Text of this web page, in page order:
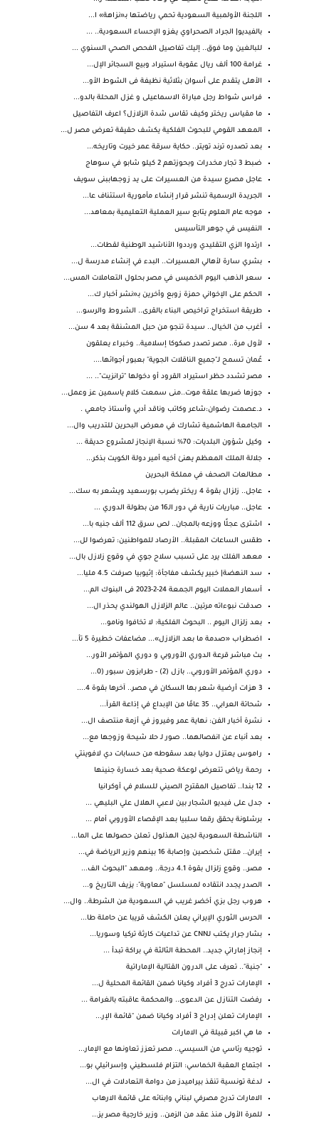
اللجنة الأولمبية السعودية تحمي رياضتها بـ«نزاهة» ا...
بالفيديو| الجراد الصحراوي يغزو الإحساء السعودية.. ...
للبالغين وما فوق.. إليك تفاصيل الفحص الصحي السنوي ...
غرامة 100 ألف ريال عقوبة استيراد وبيع السجائر الإل...
الأهلى يتقدم على أسوان بثلاثية نظيفة فى الشوط الأو...
فراس شواط رجل مباراة الاسماعيلى و غزل المحلة بالدو...
ما مقياس ريختر وكيف تقاس شدة الزلازل؟ اعرف التفاصيل
المعهد القومي للبحوث الفلكية يكشف حقيقة تعرض مصر ل...
بعد تصدره ترند تويتر.. حكاية سرقة عمر خيرت وتاريخه...
ضبط 3 تجار مخدرات وبحوزتهم 2 كيلو شابو في سوهاج
عاجل مصرع سيدة من العسيرات على يد زوجهاببنى سويف
الجريدة الرسمية تنشر قرار إنشاء مأمورية استئناف عا...
موجه عام العلوم يتابع سير العملية التعليمية بمعاهد...
النفيس في جوهر التأسيس
ارتدوا الزي التقليدي ورددوا الأناشيد الوطنية لقطات...
بشري سارة لأهالي العسيرات.. البدء في إنشاء مدرسة ل...
سعر الذهب اليوم الخميس في مصر بحلول التعاملات المس...
الحكم على الإخواني حمزة زوبع وأخرين بـ«نشر أخبار ك...
طريقة استخراج تراخيص البناء بالقرى.. الشروط والرسو...
أغرب من الخيال.. سيدة تنجو من حبل المشنقة بعد 4 سن...
لأول مرة.. مصر تصدر صكوكا إسلامية.. وخبراء يعلقون
عُمان تسمح لـ"جميع الناقلات الجوية" بعبور أجوائها....
مصر تشدد حظر استيراد القرود أو دخولها "ترانزيت".. ...
جوزها ضربها علقة موت..منى سمعت كلام ياسمين عز وعمل...
د.عصمت رضوان:شاعر وكاتب وناقد أدبي وأستاذ جامعي .
الجامعة الهاشمية تشارك في معرض البحرين للتدريب وال...
وكيل شؤون البلديات: 70% نسبة الإنجاز لمشروع حديقة ...
جلالة الملك المعظم يهنئ أخيه أمير دولة الكويت بذكر...
مطالعات الصحف في مملكة البحرين
عاجل.. زلزال بقوة 4 ريختر يضرب بورسعيد ويشعر به سك...
عاجل.. مباريات نارية في دور الـ16 من بطولة الدوري ...
اشترى عجلًا ووزعه بالمجان.. لص سرق 112 ألف جنيه با...
طقس الساعات المقبلة.. الأرصاد للمواطنين: تعرضوا لل...
معهد الفلك يرد على تسبب سلاح جوي في وقوع زلازل بال...
سد النهضة| خبير يكشف مفاجأة: إثيوبيا صرفت 4.5 مليا...
أسعار العملات اليوم الجمعة 24-2-2023 فى البنوك الم...
صدقت نبوءاته مرتين.. عالم الزلازل الهولندي يحذر ال...
بعد زلزال اليوم .. البحوث الفلكية: لا تخافوا ونامو...
اضطراب «صدمة ما بعد الزلازل»... مضاعفات خطيرة 5 تأ...
بث مباشر قرعة الدوري الأوروبي و دوري المؤتمر الأور...
دوري المؤتمر الأوروبي.. بازل (2) - طرابزون سبور (0...
3 هزات أرضية شعر بها السكان في مصر.. آخرها بقوة 4....
شحاتة العرابي.. 35 عامًا من الإبداع في إذاعة القرآ...
نشرة أخبار الفن: نهاية عمر وفيروز في أزمة منتصف ال...
بعد أنباء عن انفصالهما.. صور لـ حلا شيحة وزوجها مع...
راموس يعتزل دوليا بعد سقوطه من حسابات دي لافوينتي
رحمة رياض تتعرض لوعكة صحية بعد خسارة جنينها
12 بندا.. تفاصيل المقترح الصيني للسلام في أوكرانيا
جدل على فيديو الشجار بين لاعبي الهلال علي البليهي ...
برشلونة يحقق رقما سلبيا بعد الإقصاء الأوروبي أمام ...
الناشطة السعودية لجين الهذلول تعلن حصولها على الما...
إيران.. مقتل شخصين وإصابة 16 بينهم وزير الرياضة في...
مصر.. وقوع زلزال بقوة 4.1 درجة.. ومعهد "البحوث الف...
الصدر يجدد انتقاده لمسلسل "معاوية": يزيف التاريخ و...
هروب رجل بزي أخضر غريب في السعودية من الشرطة.. وال...
الحرس الثوري الإيراني يعلن الكشف قريبا عن حاملة طا...
بشار جرار يكتب لـCNN عن تداعيات كارثة تركيا وسوريا...
إنجاز إماراتي جديد.. المحطة الثالثة في براكة تبدأ ...
"جنية".. تعرف على الدرون القتالية الإماراتية
الإمارات تدرج 3 أفراد وكيانا ضمن القائمة المحلية ل...
رفضت التنازل عن الدعوى.. والمحكمة عاقبته بالغرامة ...
الإمارات تعلن إدراج 3 أفراد وكيانا ضمن "قائمة الإر...
ما هي اكبر قبيلة في الامارات
توجيه رئاسي من السيسي.. مصر تعزز تعاونها مع الإمار...
اجتماع العقبة الخماسي: التزام فلسطيني وإسرائيلي بو...
لدغة تونسية تنقذ بيراميدز من دوامة التعادلات في ال...
الامارات تدرج مصرفي لبناني وابنائه على قائمة الارهاب
للمرة الأولى منذ عقد من الزمن.. وزير خارجية مصر يز...